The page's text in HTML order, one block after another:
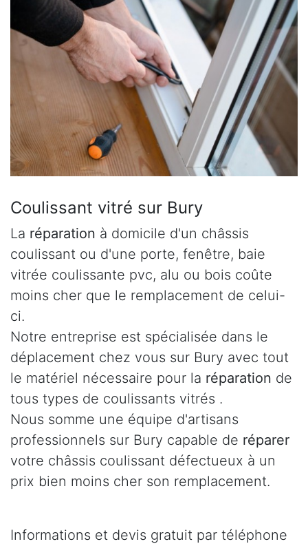
Coulissant vitré sur Bury
La réparation à domicile d'un châssis
coulissant ou d'une porte, fenêtre, baie
vitrée coulissante pvc, alu ou bois coûte
moins cher que le remplacement de celui-
ci.
Notre entreprise est spécialisée dans le
déplacement chez vous sur Bury avec tout
le matériel nécessaire pour la réparation de
tous types de coulissants vitrés .
Nous somme une équipe d'artisans
professionnels sur Bury capable de réparer
votre châssis coulissant défectueux à un
prix bien moins cher son remplacement.
Informations et devis gratuit par téléphone